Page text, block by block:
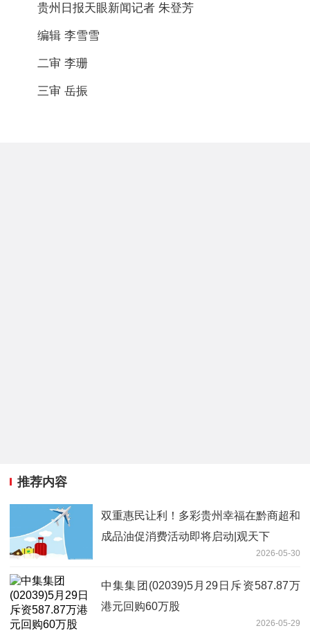
贵州日报天眼新闻记者 朱登芳
编辑 李雪雪
二审 李珊
三审 岳振
推荐内容
双重惠民让利！多彩贵州幸福在黔商超和
成品油促消费活动即将启动|观天下
2026-05-30
中集集团(02039)5月29日斥资587.87万
港元回购60万股
2026-05-29